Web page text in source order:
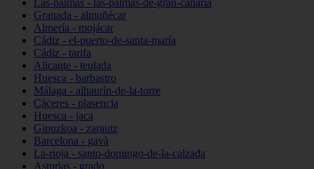
Las-palmas - las-palmas-de-gran-canaria
Granada - almuñécar
Almería - mojácar
Cádiz - el-puerto-de-santa-maría
Cádiz - tarifa
Alicante - teulada
Huesca - barbastro
Málaga - alhaurín-de-la-torre
Cáceres - plasencia
Huesca - jaca
Gipuzkoa - zarautz
Barcelona - gavà
La-rioja - santo-domingo-de-la-calzada
Asturias - grado